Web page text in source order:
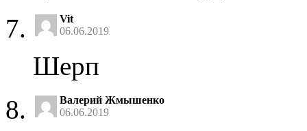
Vit
06.06.2019
Шерп
Валерий Жмышенко
06.06.2019